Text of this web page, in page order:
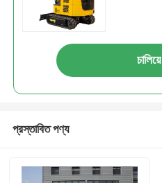
চালিয়ে
প্রস্তাবিত পণ্য